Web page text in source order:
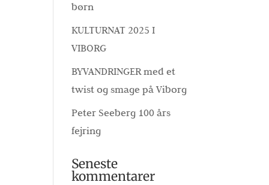
børn
KULTURNAT 2025 I
VIBORG
BYVANDRINGER med et
twist og smage på Viborg
Peter Seeberg 100 års
fejring
Seneste
kommentarer